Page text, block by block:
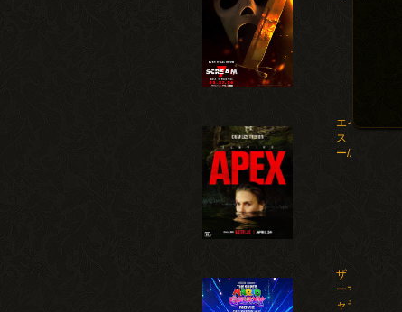
エイペック
ス・プレデタ
ー/Apex(2026)
ザ・スーパ
ーマリオギ
ャラクシ